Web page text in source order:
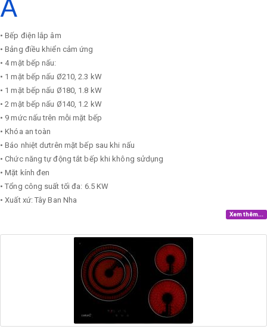
A
• Bếp điện lắp âm
• Bảng điều khiển cảm ứng
• 4 mặt bếp nấu:
• 1 mặt bếp nấu Ø210, 2.3 kW
• 1 mặt bếp nấu Ø180, 1.8 kW
• 2 mặt bếp nấu Ø140, 1.2 kW
• 9 mức nấu trên mỗi mặt bếp
• Khóa an toàn
• Báo nhiệt dưtrên mặt bếp sau khi nấu
• Chức năng tự động tắt bếp khi không sửdụng
• Mặt kính đen
• Tổng công suất tối đa: 6.5 KW
• Xuất xứ: Tây Ban Nha
Xem thêm...